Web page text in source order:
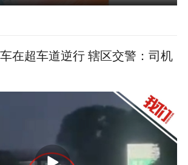
在超车道逆行 辖区交警：司机